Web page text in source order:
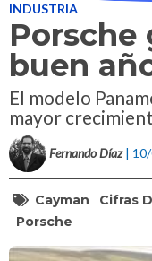
INDUSTRIA
Porsche
buen
El modelo
mayor
Fernando Díaz |
Cayman Cifras
Porsche